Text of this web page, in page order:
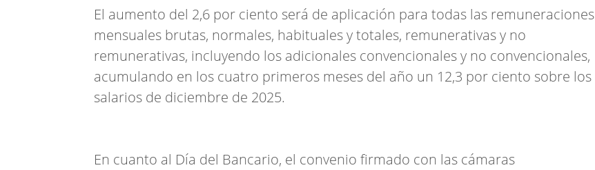
El aumento del 2,6 por ciento será de aplicación para todas las remuneraciones
mensuales brutas, normales, habituales y totales, remunerativas y no
remunerativas, incluyendo los adicionales convencionales y no convencionales,
acumulando en los cuatro primeros meses del año un 12,3 por ciento sobre los
salarios de diciembre de 2025.
En cuanto al Día del Bancario, el convenio firmado con las cámaras